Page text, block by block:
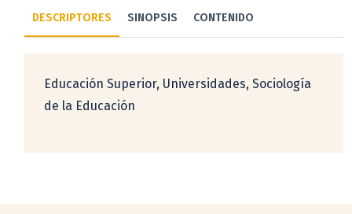
DESCRIPTORES SINOPSIS CONTENIDO
Educación Superior, Universidades, Sociología
de la Educación